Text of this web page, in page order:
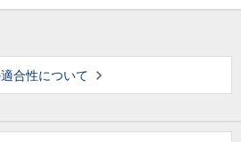
合性について